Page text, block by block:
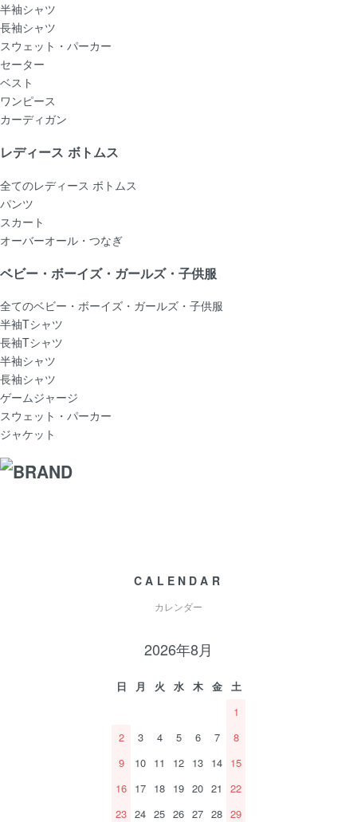
半袖シャツ
長袖シャツ
スウェット・パーカー
セーター
ベスト
ワンピース
カーディガン
レディース ボトムス
全てのレディース ボトムス
パンツ
スカート
オーバーオール・つなぎ
ベビー・ボーイズ・ガールズ・子供服
全てのベビー・ボーイズ・ガールズ・子供服
半袖Tシャツ
長袖Tシャツ
半袖シャツ
長袖シャツ
ゲームジャージ
スウェット・パーカー
ジャケット
CALENDAR
カレンダー
2026年8月
日 月 火 水 木 金
土
1
2
3 4 5 6 7
8
9
10 11 12 13 14 15
16 17 18 19 20 21
22
23 24 25 26 27 28 29